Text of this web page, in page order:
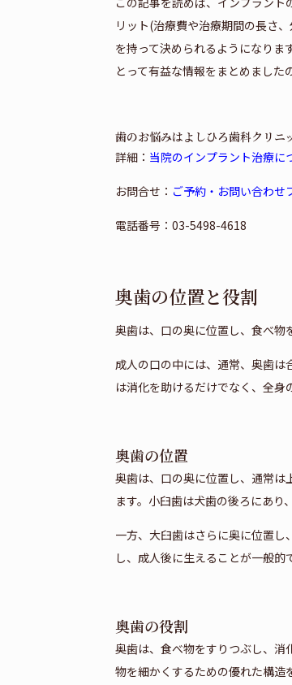
リット(治療費や治療期間の長さ
を持って決められるようになり
とって有益な情報をまとめました
歯のお悩みはよしひろ歯科クリニ
詳細： 当院のインプラント治療に
お問合せ： ご予約・お問い合わせ
電話番号：03-5498-4618
奥歯の位置と役割
奥歯は、口の奥に位置し、食べ物
成人の口の中には、通常、奥歯
は消化を助けるだけでなく、全身
奥歯の位置
奥歯は、口の奥に位置し、通常は
ます。小臼歯は犬歯の後ろにあり
一方、大臼歯はさらに奥に位置
し、成人後に生えることが一般的
奥歯の役割
奥歯は、食べ物をすりつぶし、消
物を細かくするための優れた構造